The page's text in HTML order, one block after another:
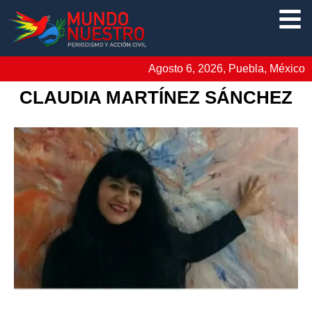
Agosto 6, 2026, Puebla, México
CLAUDIA MARTÍNEZ SÁNCHEZ